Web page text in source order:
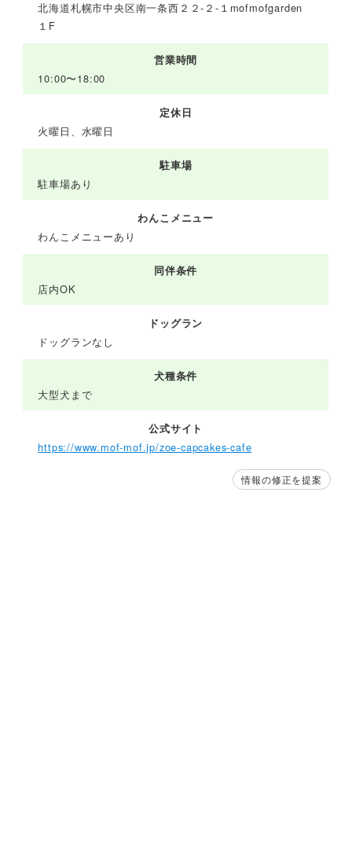
北海道札幌市中央区南一条西２２-２-１mofmofgarden
１F
営業時間
10:00〜18:00
定休日
火曜日、水曜日
駐車場
駐車場あり
わんこメニュー
わんこメニューあり
同伴条件
店内OK
ドッグラン
ドッグランなし
犬種条件
大型犬まで
公式サイト
https://www.mof-mof.jp/zoe-capcakes-cafe
情報の修正を提案